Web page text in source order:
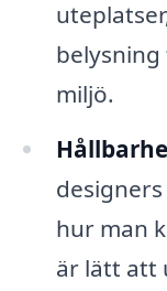
miljö.
hur man
är lätt att